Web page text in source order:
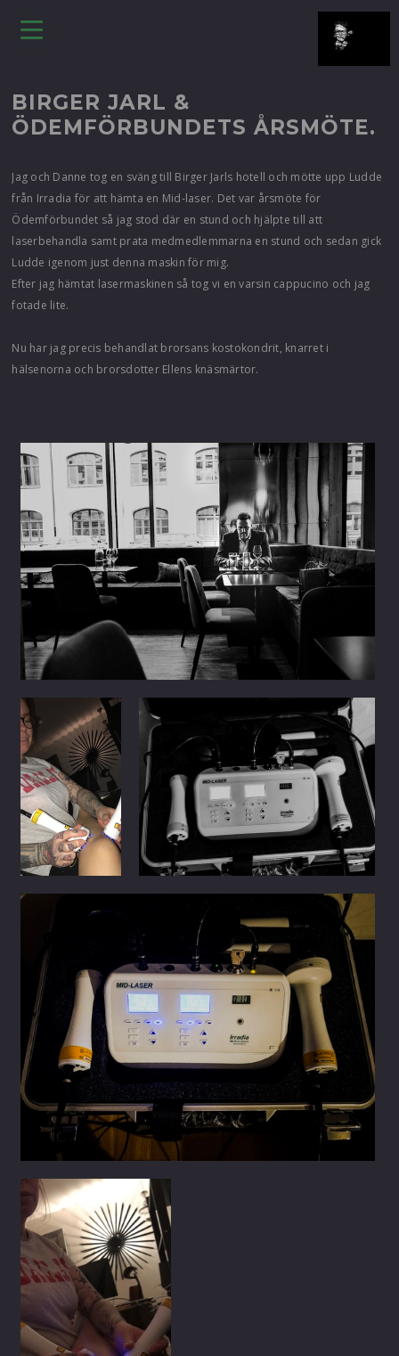
BIRGER JARL &
ÖDEMFÖRBUNDETS ÅRSMÖTE.
Jag och Danne tog en sväng till Birger Jarls hotell och mötte upp Ludde
från Irradia för att hämta en Mid-laser. Det var årsmöte för
Ödemförbundet så jag stod där en stund och hjälpte till att
laserbehandla samt prata medmedlemmarna en stund och sedan gick
Ludde igenom just denna maskin för mig.
Efter jag hämtat lasermaskinen så tog vi en varsin cappucino och jag
fotade lite.
Nu har jag precis behandlat brorsans kostokondrit, knarret i
hälsenorna och brorsdotter Ellens knäsmärtor.